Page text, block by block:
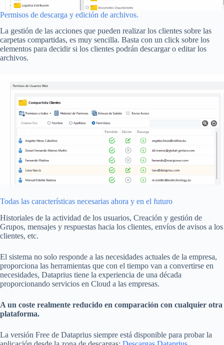
Permisos de descarga y edición de archivos.
La gestión de las acciones que pueden realizar los clientes sobre las
carpetas compartidas, es muy sencilla. Basta con un click sobre los
elementos para decidir si los clientes podrán descargar o editar los
archivos.
Todas las características necesarias ahora y en el futuro
Historiales de la actividad de los usuarios, Creación y gestión de
Grupos, mensajes y respuestas hacia los clientes, envíos de avisos a los
clientes, etc.
El sistema no solo responde a las necesidades actuales de la empresa,
proporciona las herramientas que con el tiempo van a convertirse en
necesidades, Dataprius tiene la experiencia de una década
proporcionando servicios en Cloud a las empresas.
A un coste realmente reducido en comparación con cualquier otra
plataforma.
La versión Free de Dataprius siempre está disponible para probar la